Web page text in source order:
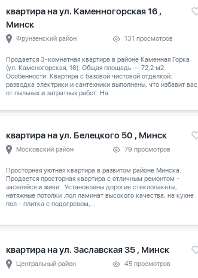
квартира на ул. Каменногорская 16 ,
Минск
Фрунзенский район 131 просмотров
Продается 3-комнатная квартира в районе Каменная Горка
(ул. Каменогорская, 16). Общая площадь — 72,2 м2.
Особенности: Квартира с базовой чистовой отделкой:
разводка электрики и сантехники выполнены, что избавит вас
от пыльных и затратных работ. На...
квартира на ул. Белецкого 50 , Минск
Московский район 79 просмотров
Просторная уютная квартира в развитом районе Минска.
Продается просторная квартира с отличным ремонтом -
заселяйся и живи . Установлены дорогие стеклопакеты,
натяжные потолки ,пол ламинат высокого качества, на кухне
пол - плитка с подогревом,...
квартира на ул. Заславская 35 , Минск
Центральный район 45 просмотров